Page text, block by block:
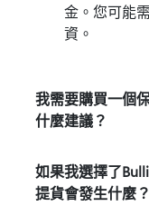
金。您可能
資。
我需要購買一個
什麼建議？
如果我選擇了
提貨會發生什麼？